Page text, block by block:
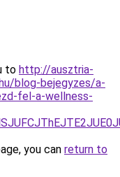
to http://ausztria-
blog-bejegyzes/a-
fel-a-wellness-
you can return to